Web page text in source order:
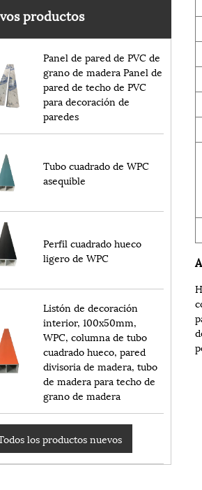
productos
Panel de pared de PVC de
grano de madera Panel de
pared de techo de PVC
para decoración de
paredes
Tubo cuadrado de WPC
asequible
Perfil cuadrado hueco
ligero de WPC
Listón de decoración
interior, 100x50mm,
WPC, columna de tubo
cuadrado hueco, pared
divisoria de madera, tubo
de madera para techo de
grano de madera
los productos nuevos